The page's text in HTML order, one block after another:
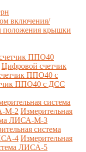
включения/
положения крышки
ППО40
Цифровой счетчик
ППО40 с
ППО40 с ДСС
система
М-2 Измерительная
ЛИСА-М-3
система
4 Измерительная
ЛИСА-5